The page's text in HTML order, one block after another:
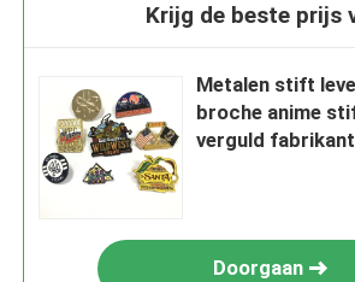
Krijg de beste prijs
Metalen stift
broche anime
verguld
Doorgaan